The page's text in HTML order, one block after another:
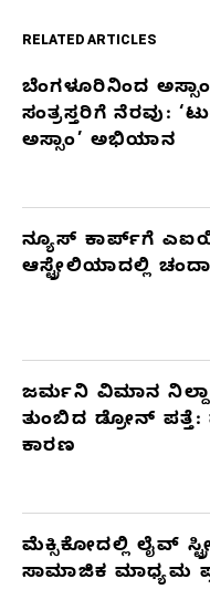
RELATED ARTICLES
RELATED
ARTICLES
ಬೆಂಗಳೂರಿನಿಂದ
ಸಂತ್ರಸ್ತರಿಗೆ ನೆರವು:
ಅಸ್ಸಾಂ’ ಅಭಿಯಾನ
ನ್ಯೂಸ್ ಕಾರ್ಪ್‌ಗೆ
ಆಸ್ಟ್ರೇಲಿಯಾದಲ್ಲಿ
ಜರ್ಮನಿ ವಿಮಾನ
ತುಂಬಿದ ಡ್ರೋನ್ ಪತ್ತೆ:
ಕಾರಣ
ಮೆಕ್ಸಿಕೋದಲ್ಲಿ ಲೈವ್
ಸಾಮಾಜಿಕ ಮಾಧ್ಯಮ